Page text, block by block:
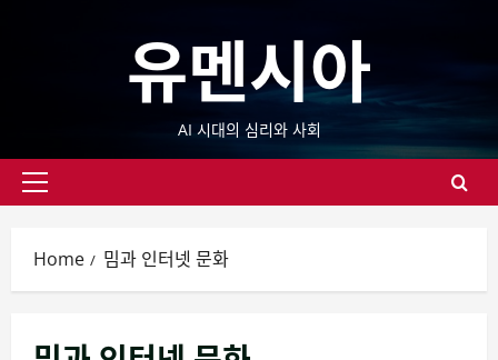
유멘시아
AI 시대의 심리와 사회
Primary
Home 밈과 인터넷 문화